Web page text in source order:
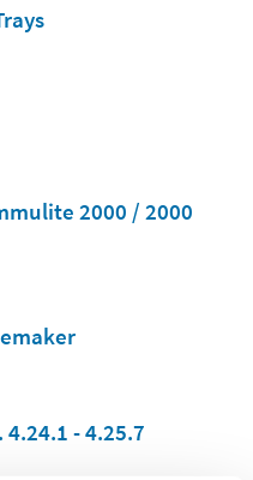
2000 / 2000
- 4.25.7